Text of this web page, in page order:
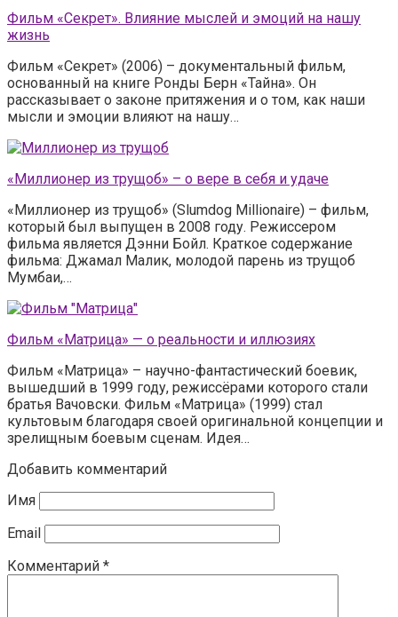
Фильм «Секрет». Влияние мыслей и эмоций на нашу
жизнь
Фильм «Секрет» (2006) – документальный фильм,
основанный на книге Ронды Берн «Тайна». Он
рассказывает о законе притяжения и о том, как наши
мысли и эмоции влияют на нашу…
«Миллионер из трущоб» – о вере в себя и удаче
«Миллионер из трущоб» (Slumdog Millionaire) – фильм,
который был выпущен в 2008 году. Режиссером
фильма является Дэнни Бойл. Краткое содержание
фильма: Джамал Малик, молодой парень из трущоб
Мумбаи,…
Фильм «Матрица» — о реальности и иллюзиях
Фильм «Матрица» – научно-фантастический боевик,
вышедший в 1999 году, режиссёрами которого стали
братья Вачовски. Фильм «Матрица» (1999) стал
культовым благодаря своей оригинальной концепции и
зрелищным боевым сценам. Идея…
Добавить комментарий
Имя
Email
Комментарий *